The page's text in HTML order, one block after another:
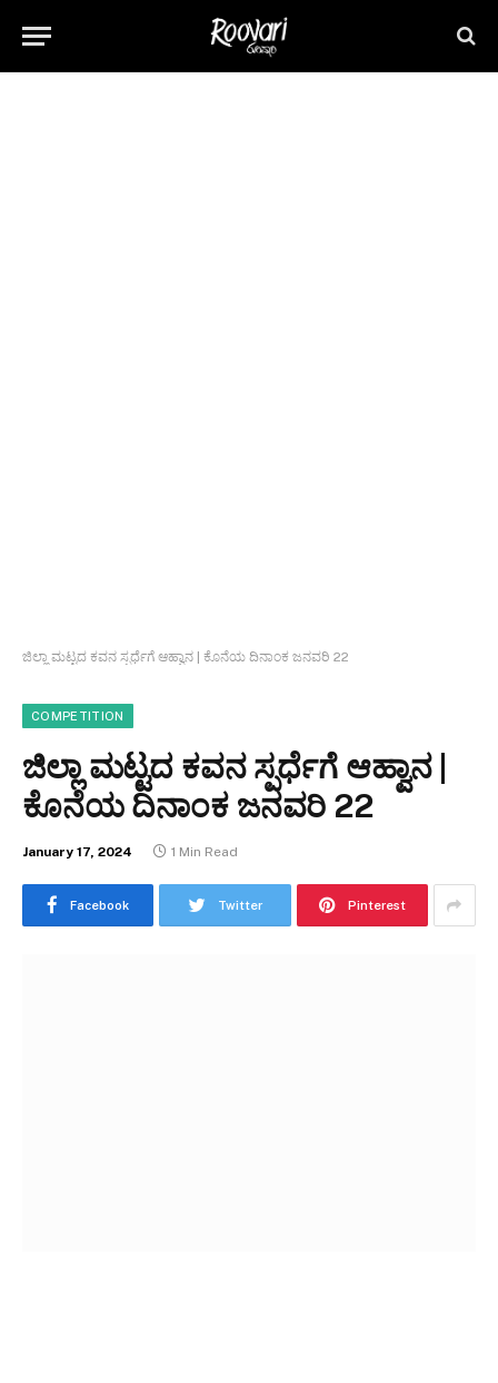
ಜಿಲ್ಲಾ ಮಟ್ಟದ ಕವನ ಸ್ಪರ್ಧೆಗೆ ಆಹ್ವಾನ | ಕೊನೆಯ ದಿನಾಂಕ ಜನವರಿ 22
COMPETITION
ಜಿಲ್ಲಾ ಮಟ್ಟದ ಕವನ ಸ್ಪರ್ಧೆಗೆ ಆಹ್ವಾನ |
ಕೊನೆಯ ದಿನಾಂಕ ಜನವರಿ 22
January 17, 2024 1 Min Read
Facebook Twitter Pinterest